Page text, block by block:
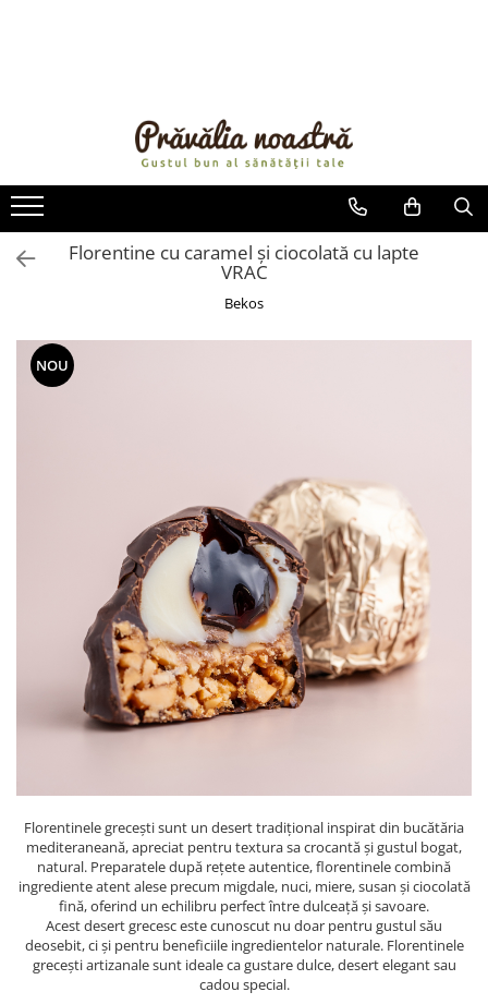
ULEIURI ȘI UNTURI
MĂSLINE
NUCI ȘI SEMINȚE
FRUCTE DESHIDRATATE
ÎNDULCITORI NATURALI / MIERE
OȚETURI ȘI SOSURI
SOSURI
CREME ȘI PASTE TARTINABILE
CEAIURI GRECEȘTI
CIOCOLATĂ ȘI CACAO
HEALTHY SNACKS
SUPERALIMENTE
BACANIE
PRODUSE ROMÂNEȘTI
COSMETICE
REMEDII NATURISTE
TOATE PRODUSELE
Florentine cu caramel și ciocolată cu lapte
VRAC
Bekos
NOU
Florentinele grecești sunt un desert tradițional inspirat din bucătăria
mediteraneană, apreciat pentru textura sa crocantă și gustul bogat,
natural. Preparatele după rețete autentice, florentinele combină
ingrediente atent alese precum migdale, nuci, miere, susan și ciocolată
fină, oferind un echilibru perfect între dulceață și savoare.
Acest desert grecesc este cunoscut nu doar pentru gustul său
deosebit, ci și pentru beneficiile ingredientelor naturale. Florentinele
grecești artizanale sunt ideale ca gustare dulce, desert elegant sau
cadou special.